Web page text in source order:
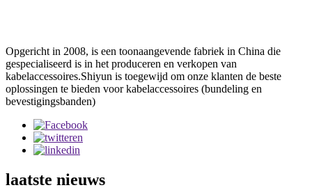
Opgericht in 2008, is een toonaangevende fabriek in China die
gespecialiseerd is in het produceren en verkopen van
kabelaccessoires.Shiyun is toegewijd om onze klanten de beste
oplossingen te bieden voor kabelaccessoires (bundeling en
bevestigingsbanden)
laatste nieuws